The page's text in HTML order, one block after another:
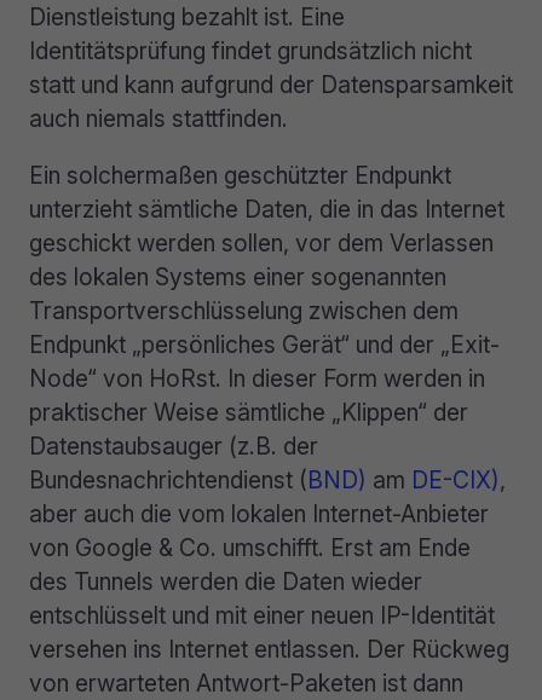
Dienstleistung bezahlt ist. Eine
Identitätsprüfung findet grundsätzlich nicht
statt und kann aufgrund der Datensparsamkeit
auch niemals stattfinden.
Ein solchermaßen geschützter Endpunkt
unterzieht sämtliche Daten, die in das Internet
geschickt werden sollen, vor dem Verlassen
des lokalen Systems einer sogenannten
Transportverschlüsselung zwischen dem
Endpunkt „persönliches Gerät“ und der „Exit-
Node“ von HoRst. In dieser Form werden in
praktischer Weise sämtliche „Klippen“ der
Datenstaubsauger (z.B. der
Bundesnachrichtendienst (BND) am DE-CIX),
aber auch die vom lokalen Internet-Anbieter
von Google & Co. umschifft. Erst am Ende
des Tunnels werden die Daten wieder
entschlüsselt und mit einer neuen IP-Identität
versehen ins Internet entlassen. Der Rückweg
von erwarteten Antwort-Paketen ist dann